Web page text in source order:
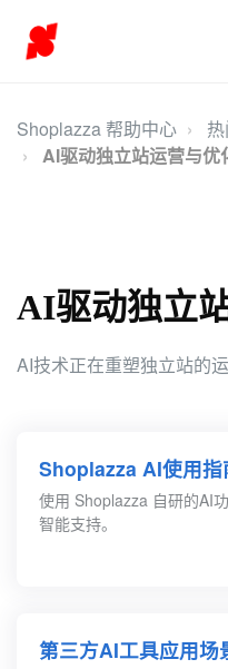
Shoplazza 帮助中心
AI驱动独立站运营与优
AI驱动独立
Shoplazza AI使用指
使用 Shoplazza 自研的AI
智能支持。
第三方AI工具应用场